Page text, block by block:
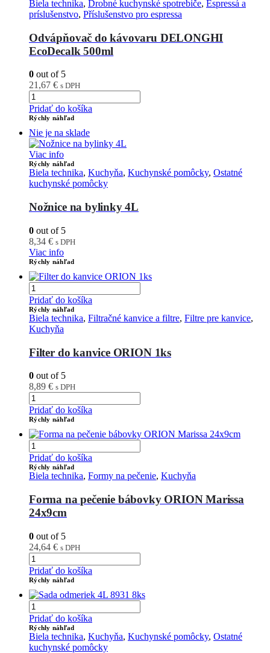
Biela technika, Drobné kuchynské spotrebiče, Espressá a
príslušenstvo, Příslušenstvo pro espressa
Odvápňovač do kávovaru DELONGHI
EcoDecalk 500ml
0 out of 5
21,67 € s DPH
Pridať do košíka
Rýchly náhľad
Nie je na sklade
Viac info
Rýchly náhľad
Biela technika, Kuchyňa, Kuchynské pomôcky, Ostatné
kuchynské pomôcky
Nožnice na bylinky 4L
0 out of 5
8,34 € s DPH
Viac info
Rýchly náhľad
Pridať do košíka
Rýchly náhľad
Biela technika, Filtračné kanvice a filtre, Filtre pre kanvice,
Kuchyňa
Filter do kanvice ORION 1ks
0 out of 5
8,89 € s DPH
Pridať do košíka
Rýchly náhľad
Pridať do košíka
Rýchly náhľad
Biela technika, Formy na pečenie, Kuchyňa
Forma na pečenie bábovky ORION Marissa
24x9cm
0 out of 5
24,64 € s DPH
Pridať do košíka
Rýchly náhľad
Pridať do košíka
Rýchly náhľad
Biela technika, Kuchyňa, Kuchynské pomôcky, Ostatné
kuchynské pomôcky